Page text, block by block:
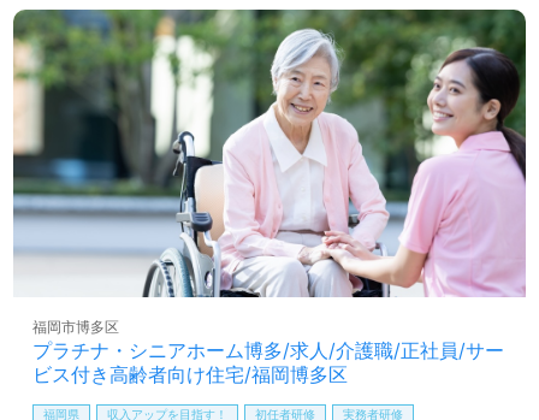
い福利厚生、各階にスタッフルームを設置！闊達な意見交
換等の風通しの良さもうれしいポイント！『ご利用者様の
お役に立ちたい、資格/経験を活かしたい』『仕事とプライ
ベートを両立させたい』『あたたかな職場環境で働きた
い』『介護知識や技術力を高めたい』『やりがいを感じな
がら働きたい』『転職で施設形態や環境を変えて働きた
い』等の方も大歓迎です。募集詳細等、担当コンサルタン
トよりご案内します。お問い合わせも遠慮なくお願いしま
す。
医療/福祉業界の正社員/パート仕事探しは【ウィルオブ介
護】＊求人情報収集、将来的に検討の方も遠慮なく＊
相談可能です。転職相談、求人紹介、年収交渉など完全無
料サービスをご利用いただけます。＜非公開求人も取扱い
あり！＞"転職支援"のプロと一緒に転職活動！お問い合わ
プラチナ・シニアホーム博多/求人/介護職/正社員/サー
ビス付き高齢者向け住宅/福岡博多区
福岡市博多区
福岡県 収入アップを目指す！ 初任者研修 実務者研修